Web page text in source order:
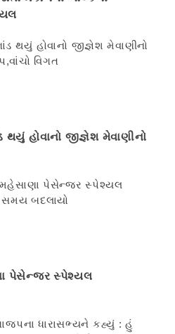
થયું હોવાનો જીજ્ઞેશ મેવાણીનો
પેસેન્જર સ્પેશ્યલ